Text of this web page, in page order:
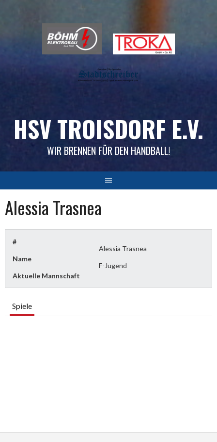
HSV TROISDORF E.V.
WIR BRENNEN FÜR DEN HANDBALL!
Alessia Trasnea
#
Name
Alessia Trasnea
Aktuelle Mannschaft
F-Jugend
Spiele